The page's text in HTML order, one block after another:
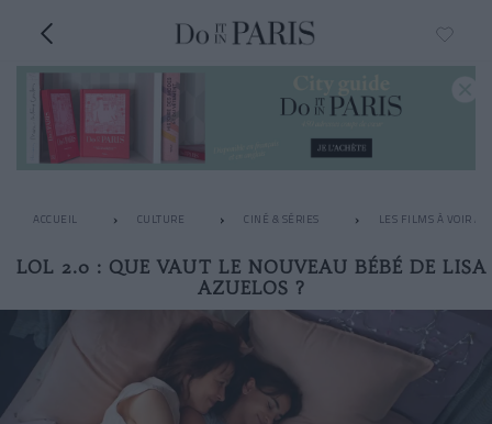
ACCUEIL CULTURE CINÉ & SÉRIES LES FILMS À VOIR
LOL 2.0 : QUE VAUT LE NOUVEAU BÉBÉ DE LISA
AZUELOS ?